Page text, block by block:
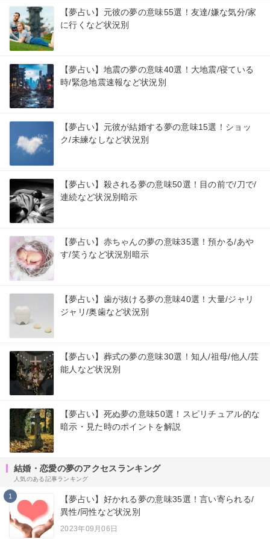
【夢占い】元彼の夢の意味55選！友達/嫌な気分/家
に行くなど状況別
【夢占い】地震の夢の意味40選！大地震/寝ている
時/緊急地震速報など状況別
【夢占い】元彼が結婚する夢の意味15選！ショッ
ク/未練なしなど状況別
【夢占い】殺される夢の意味50選！目の前で/刀で/
連続など状況別暗示
【夢占い】赤ちゃんの夢の意味35選！預かる/あや
す/笑うなど状況別暗示
【夢占い】歯が抜ける夢の意味40選！大量/ジャリ
ジャリ/奥歯など状況別
【夢占い】葬式の夢の意味30選！知人/祖母/他人/芸
能人など状況別
【夢占い】死ぬ夢の意味50選！スピリチュアル的な
暗示・見た時のポイントを解説
結婚・恋愛の夢のアクセスランキング
人気のある記事ランキング
1
【夢占い】好かれる夢の意味35選！言い寄られる/
異性/同性など状況別
2023年09月06日